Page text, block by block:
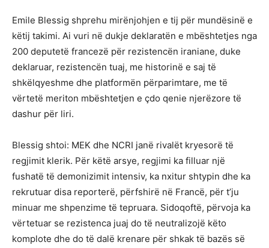
Emile Blessig shprehu mirënjohjen e tij për mundësinë e
këtij takimi. Ai vuri në dukje deklaratën e mbështetjes nga
200 deputetë francezë për rezistencën iraniane, duke
deklaruar, rezistencën tuaj, me historinë e saj të
shkëlqyeshme dhe platformën përparimtare, me të
vërtetë meriton mbështetjen e çdo qenie njerëzore të
dashur për liri.
Blessig shtoi: MEK dhe NCRI janë rivalët kryesorë të
regjimit klerik. Për këtë arsye, regjimi ka filluar një
fushatë të demonizimit intensiv, ka nxitur shtypin dhe ka
rekrutuar disa reporterë, përfshirë në Francë, për t’ju
minuar me shpenzime të tepruara. Sidoqoftë, përvoja ka
vërtetuar se rezistenca juaj do të neutralizojë këto
komplote dhe do të dalë krenare për shkak të bazës së